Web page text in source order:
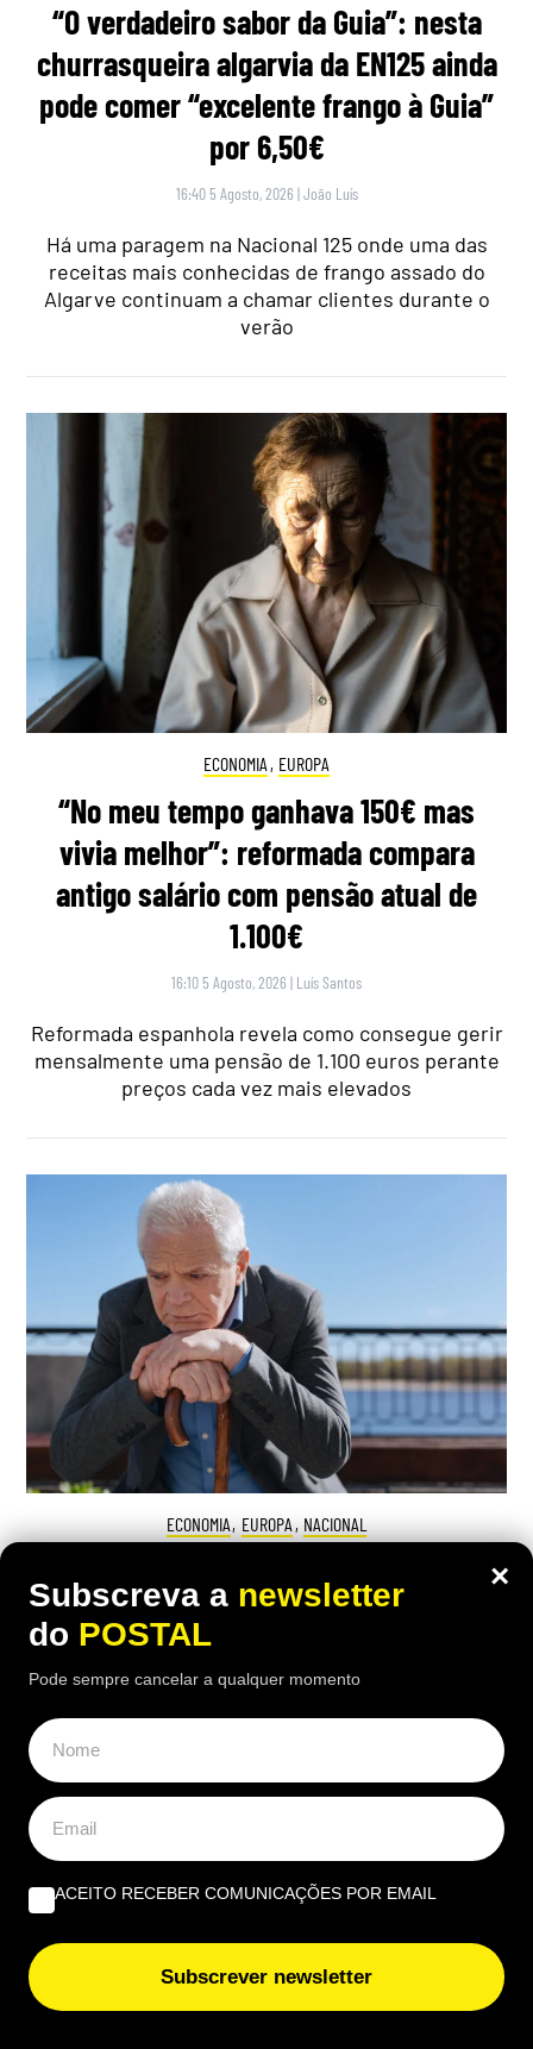
“O verdadeiro sabor da Guia”: nesta
churrasqueira algarvia da EN125 ainda
pode comer “excelente frango à Guia”
por 6,50€
16:40 5 Agosto, 2026 |João Luís
Há uma paragem na Nacional 125 onde uma das
receitas mais conhecidas de frango assado do
Algarve continuam a chamar clientes durante o
verão
ECONOMIA , EUROPA
“No meu tempo ganhava 150€ mas
vivia melhor”: reformada compara
antigo salário com pensão atual de
1.100€
16:10 5 Agosto, 2026 | Luís Santos
Reformada espanhola revela como consegue gerir
mensalmente uma pensão de 1.100 euros perante
preços cada vez mais elevados
ECONOMIA, EUROPA, NACIONAL
“Trabalhei desde os 14 anos e com 46
anos de descontos tiraram‑me 18% da
pensão”: homem despedido aos 60 foi
forçado a reformar‑se aos 62
Homem foi obrigado a reformar-se depois de ser
despedido aos 60 com cortes na pensão: chama
×
Subscreva a newsletter
do POSTAL
Pode sempre cancelar a qualquer momento
ACEITO RECEBER COMUNICAÇÕES POR EMAIL
Subscrever newsletter